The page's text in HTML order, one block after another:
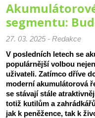
segmentu:
27. 03. 2025 - Redakce
V posledních letech se
populárnější volbou
uživateli. Zatímco dříve
moderní akumulátorová
se stávají stále
totiž kutilům a
jak k peněžence, tak k